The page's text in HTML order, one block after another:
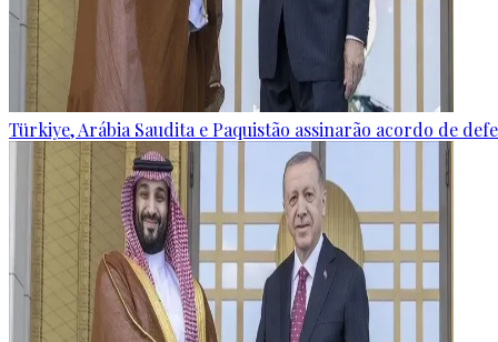
Türkiye, Arábia Saudita e Paquistão assinarão acordo de